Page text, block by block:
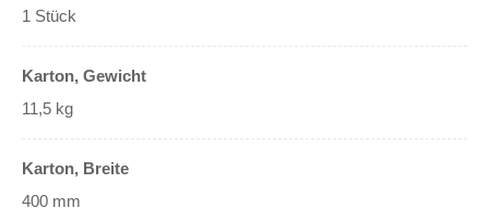
1 Stück
Karton, Gewicht
11,5 kg
Karton, Breite
400 mm